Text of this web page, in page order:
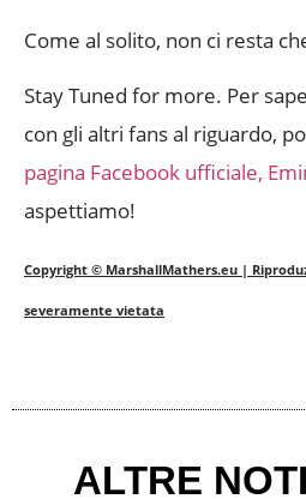
Come al solito, non ci resta
Stay Tuned for more. Per
con gli altri fans al riguardo,
pagina Facebook ufficiale,
aspettiamo!
Copyright © MarshallMathers.eu |
severamente vietata
ALTRE